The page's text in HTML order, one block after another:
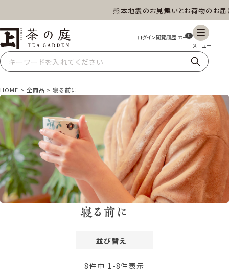
熊本地震のお見舞いとお荷物のお届け
茶の庭オンラインショップ 0
ギフト 特上高級茶 深蒸し茶 水出し茶
スイーツ 雑貨 業務用 商品一覧
HOME 全商品 寝る前に
寝る前に
並び替え
価格が高い順
8件中 1 -8件表示